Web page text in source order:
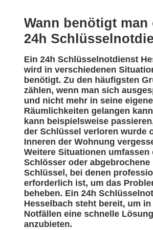
Wann benötigt man
24h
Ein 24h Schlüsselnotdienst
wird in verschiedenen
benötigt. Zu den häufigsten
zählen, wenn man sich
und nicht mehr in seine
Räumlichkeiten gelangen
kann beispielsweise
der Schlüssel verloren wurde
Inneren der Wohnung
Weitere Situationen umfassen
Schlösser oder abgebrochene
Schlüssel, bei denen
erforderlich ist, um das
beheben. Ein 24h
Hesselbach steht bereit, um
Notfällen eine schnelle Lösung
anzubieten.